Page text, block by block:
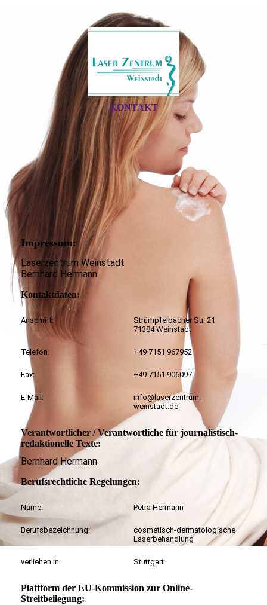
KONTAKT
Impressum:
Laserzentrum Weinstadt
Bernhard Hermann
Kontaktdaten:
Anschrift:
Strümpfelbacher Str. 21
71384 Weinstadt
Telefon: +49 7151 967952
Fax: +49 7151 906097
E-Mail:
info@laserzentrum-
weinstadt.de
Verantwortlicher / Verantwortliche für journalistisch-
redaktionelle Texte:
Bernhard Hermann
Berufsrechtliche Regelungen:
Name: Petra Hermann
Berufsbezeichnung:
cosmetisch-dermatologische
Laserbehandlung
verliehen in Stuttgart
Plattform der EU-Kommission zur Online-
Streitbeilegung: